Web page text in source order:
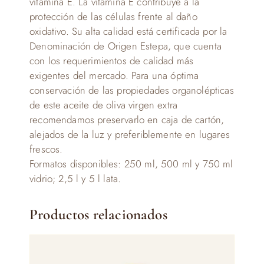
protección de las células frente al daño
oxidativo. Su alta calidad está certificada por la
Denominación de Origen Estepa, que cuenta
con los requerimientos de calidad más
exigentes del mercado. Para una óptima
conservación de las propiedades organolépticas
de este aceite de oliva virgen extra
recomendamos preservarlo en caja de cartón,
alejados de la luz y preferiblemente en lugares
frescos.
Formatos disponibles: 250 ml, 500 ml y 750 ml
vidrio; 2,5 l y 5 l lata.
Productos relacionados